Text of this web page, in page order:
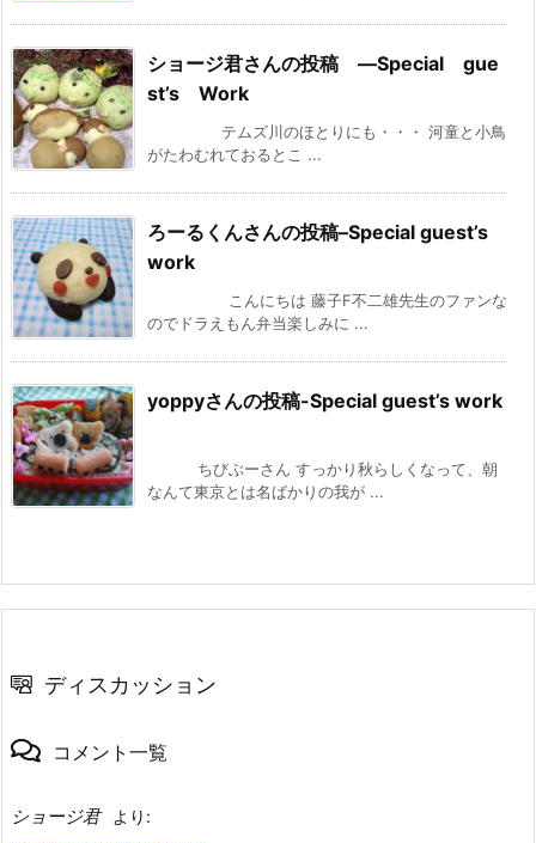
ショージ君さんの投稿 —Special gue
st’s Work
テムズ川のほとりにも・・・ 河童と小鳥
がたわむれておるとこ ...
ろーるくんさんの投稿–Special guest’s
work
こんにちは 藤子F不二雄先生のファンな
のでドラえもん弁当楽しみに ...
yoppyさんの投稿-Special guest’s work
ちびぶーさん すっかり秋らしくなって、朝
なんて東京とは名ばかりの我が ...
ディスカッション
コメント一覧
ショージ君
より: